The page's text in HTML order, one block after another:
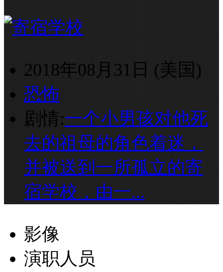
2018年08月31日 (美国)
恐怖
剧情:一个小男孩对他死
去的祖母的角色着迷，
并被送到一所孤立的寄
宿学校，由一...
影像
演职人员